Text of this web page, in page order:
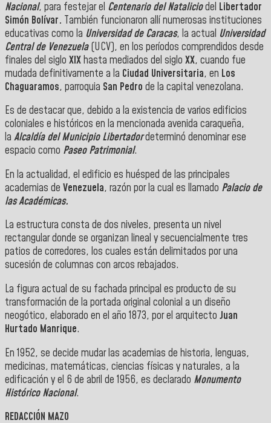
Nacional, para festejar el Centenario del Nataliciodel Libertador
Simón Bolívar. También funcionaron allí numerosas instituciones
educativas como la Universidad de Caracas, la actual Universidad
Central de Venezuela(UCV), en los períodos comprendidos desde
finales del siglo XIXhasta mediados del siglo XX, cuando fue
mudada definitivamente a la Ciudad Universitaria, en Los
Chaguaramos, parroquia San Pedro de la capital venezolana.
Es de destacar que, debido a la existencia de varios edificios
coloniales e históricos en la mencionada avenida caraqueña,
la Alcaldía del Municipio Libertadordeterminó denominar ese
espacio como Paseo Patrimonial.
En la actualidad, el edificio es huésped de las principales
academias de Venezuela, razón por la cual es llamado Palacio de
las Académicas.
La estructura consta de dos niveles, presenta un nivel
rectangular donde se organizan lineal y secuencialmente tres
patios de corredores, los cuales están delimitados por una
sucesión de columnas con arcos rebajados.
La figura actual de su fachada principal es producto de su
transformación de la portada original colonial a un diseño
neogótico, elaborado en el año 1873, por el arquitecto Juan
Hurtado Manrique.
En 1952, se decide mudar las academias de historia, lenguas,
medicinas, matemáticas, ciencias físicas y naturales, a la
edificación y el 6 de abril de 1956, es declarado Monumento
Histórico Nacional.
REDACCIÓN MAZO